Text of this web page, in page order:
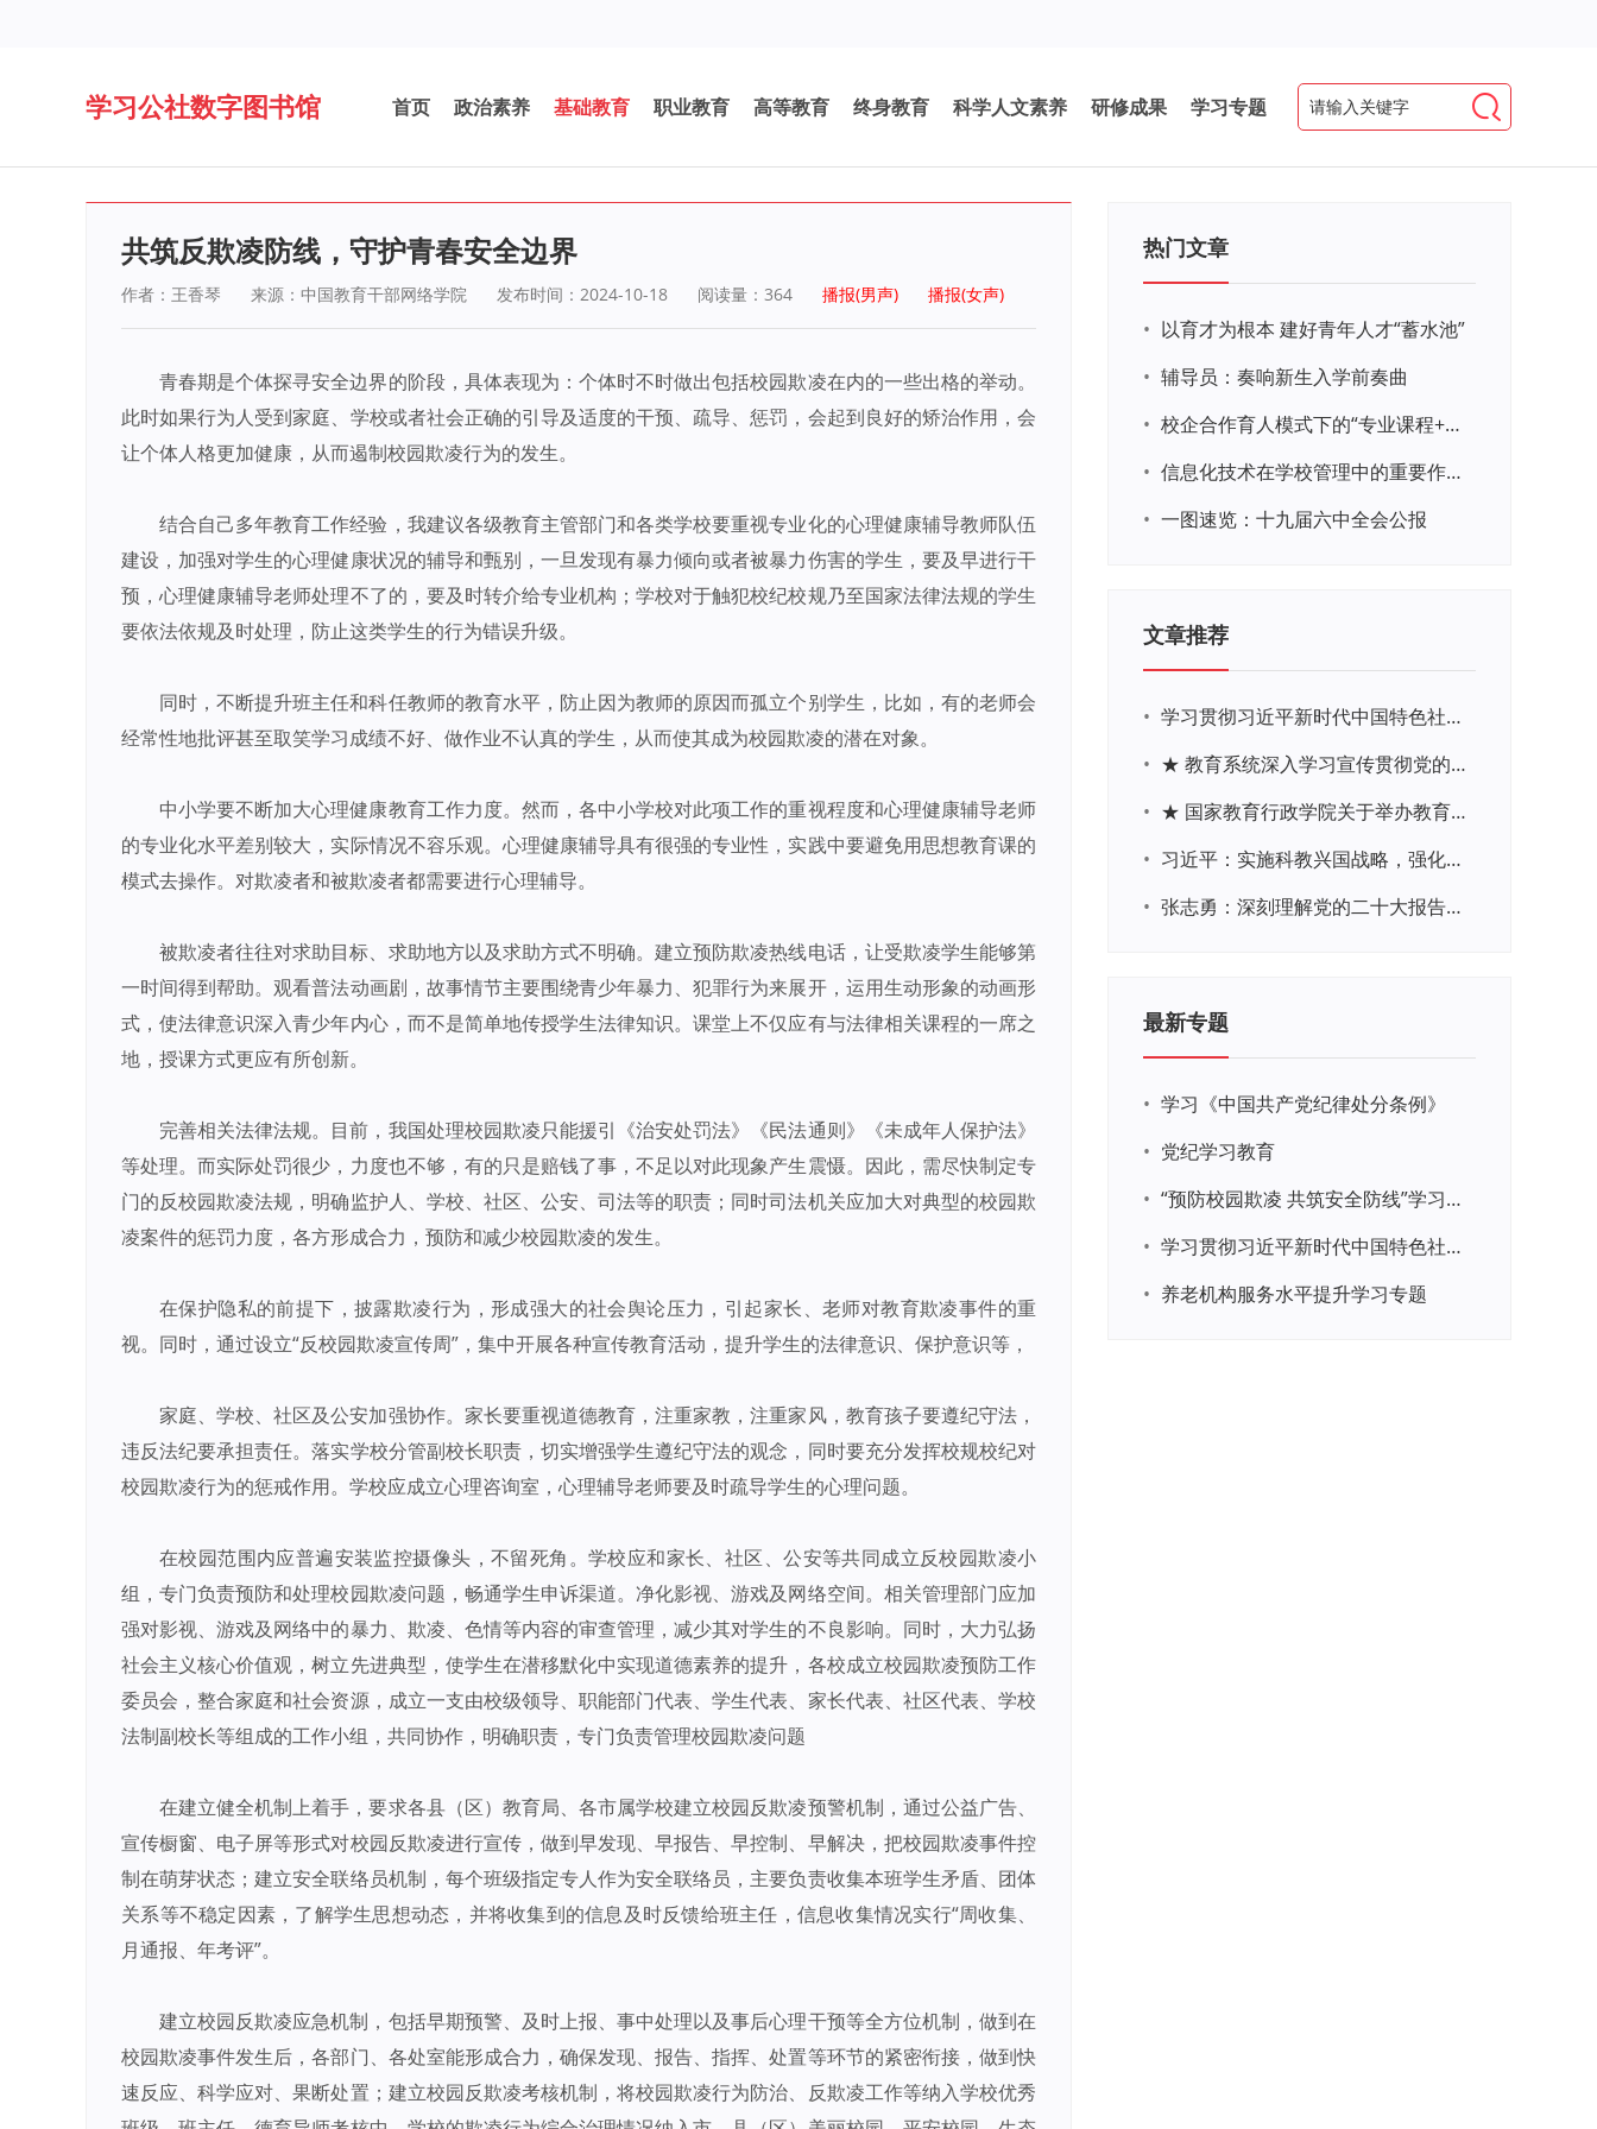
学习公社数字图书馆 首页 政治素养 基础教育 职业教育 高等教育 终身教育 科学人文素养 研修成果 学习专题
共筑反欺凌防线，守护青春安全边界
作者：王香琴 来源：中国教育干部网络学院 发布时间：2024-10-18 阅读量： 364 播报(男声) 播报(女声)
青春期是个体探寻安全边界的阶段，具体表现为：个体时不时做出包括校园欺凌在内的一些出格的举动。
此时如果行为人受到家庭、学校或者社会正确的引导及适度的干预、疏导、惩罚，会起到良好的矫治作用，会
让个体人格更加健康，从而遏制校园欺凌行为的发生。
结合自己多年教育工作经验，我建议各级教育主管部门和各类学校要重视专业化的心理健康辅导教师队伍
建设，加强对学生的心理健康状况的辅导和甄别，一旦发现有暴力倾向或者被暴力伤害的学生，要及早进行干
预，心理健康辅导老师处理不了的，要及时转介给专业机构；学校对于触犯校纪校规乃至国家法律法规的学生
要依法依规及时处理，防止这类学生的行为错误升级。
同时，不断提升班主任和科任教师的教育水平，防止因为教师的原因而孤立个别学生，比如，有的老师会
经常性地批评甚至取笑学习成绩不好、做作业不认真的学生，从而使其成为校园欺凌的潜在对象。
中小学要不断加大心理健康教育工作力度。然而，各中小学校对此项工作的重视程度和心理健康辅导老师
的专业化水平差别较大，实际情况不容乐观。心理健康辅导具有很强的专业性，实践中要避免用思想教育课的
模式去操作。对欺凌者和被欺凌者都需要进行心理辅导。
被欺凌者往往对求助目标、求助地方以及求助方式不明确。建立预防欺凌热线电话，让受欺凌学生能够第
一时间得到帮助。观看普法动画剧，故事情节主要围绕青少年暴力、犯罪行为来展开，运用生动形象的动画形
式，使法律意识深入青少年内心，而不是简单地传授学生法律知识。课堂上不仅应有与法律相关课程的一席之
地，授课方式更应有所创新。
完善相关法律法规。目前，我国处理校园欺凌只能援引《治安处罚法》《民法通则》《未成年人保护法》
等处理。而实际处罚很少，力度也不够，有的只是赔钱了事，不足以对此现象产生震慑。因此，需尽快制定专
门的反校园欺凌法规，明确监护人、学校、社区、公安、司法等的职责；同时司法机关应加大对典型的校园欺
凌案件的惩罚力度，各方形成合力，预防和减少校园欺凌的发生。
在保护隐私的前提下，披露欺凌行为，形成强大的社会舆论压力，引起家长、老师对教育欺凌事件的重
视。同时，通过设立“反校园欺凌宣传周”，集中开展各种宣传教育活动，提升学生的法律意识、保护意识等，
家庭、学校、社区及公安加强协作。家长要重视道德教育，注重家教，注重家风，教育孩子要遵纪守法，
违反法纪要承担责任。落实学校分管副校长职责，切实增强学生遵纪守法的观念，同时要充分发挥校规校纪对
校园欺凌行为的惩戒作用。学校应成立心理咨询室，心理辅导老师要及时疏导学生的心理问题。
在校园范围内应普遍安装监控摄像头，不留死角。学校应和家长、社区、公安等共同成立反校园欺凌小
组，专门负责预防和处理校园欺凌问题，畅通学生申诉渠道。净化影视、游戏及网络空间。相关管理部门应加
强对影视、游戏及网络中的暴力、欺凌、色情等内容的审查管理，减少其对学生的不良影响。同时，大力弘扬
社会主义核心价值观，树立先进典型，使学生在潜移默化中实现道德素养的提升，各校成立校园欺凌预防工作
委员会，整合家庭和社会资源，成立一支由校级领导、职能部门代表、学生代表、家长代表、社区代表、学校
法制副校长等组成的工作小组，共同协作，明确职责，专门负责管理校园欺凌问题
在建立健全机制上着手，要求各县（区）教育局、各市属学校建立校园反欺凌预警机制，通过公益广告、
宣传橱窗、电子屏等形式对校园反欺凌进行宣传，做到早发现、早报告、早控制、早解决，把校园欺凌事件控
制在萌芽状态；建立安全联络员机制，每个班级指定专人作为安全联络员，主要负责收集本班学生矛盾、团体
关系等不稳定因素，了解学生思想动态，并将收集到的信息及时反馈给班主任，信息收集情况实行“周收集、
月通报、年考评”。
建立校园反欺凌应急机制，包括早期预警、及时上报、事中处理以及事后心理干预等全方位机制，做到在
校园欺凌事件发生后，各部门、各处室能形成合力，确保发现、报告、指挥、处置等环节的紧密衔接，做到快
速反应、科学应对、果断处置；建立校园反欺凌考核机制，将校园欺凌行为防治、反欺凌工作等纳入学校优秀
热门文章
• 以育才为根本 建好青年人才“蓄水池”
• 辅导员：奏响新生入学前奏曲
•
校企合作育人模式下的“专业课程+思政教育+党建活动”交叉融合的课程思政教学探索与实践
•
信息化技术在学校管理中的重要作用 ——以贵州省威宁民族中学和校园使用等为例
• 一图速览：十九届六中全会公报
文章推荐
•
学习贯彻习近平新时代中国特色社会主义思想主题教育网络培训
•
★ 教育系统深入学习宣传贯彻党的二十大精神学习专题
•
★ 国家教育行政学院关于举办教育系统深入学习宣传贯彻党的二十大精神专题网络培训的通知
•
习近平：实施科教兴国战略，强化现代化建设人才支撑
•
张志勇：深刻理解党的二十大报告关于教育的新思想、新战略、新要求
最新专题
• 学习《中国共产党纪律处分条例》
• 党纪学习教育
•
“预防校园欺凌 共筑安全防线”学习专题
•
学习贯彻习近平新时代中国特色社会主义思想主题教育
• 养老机构服务水平提升学习专题